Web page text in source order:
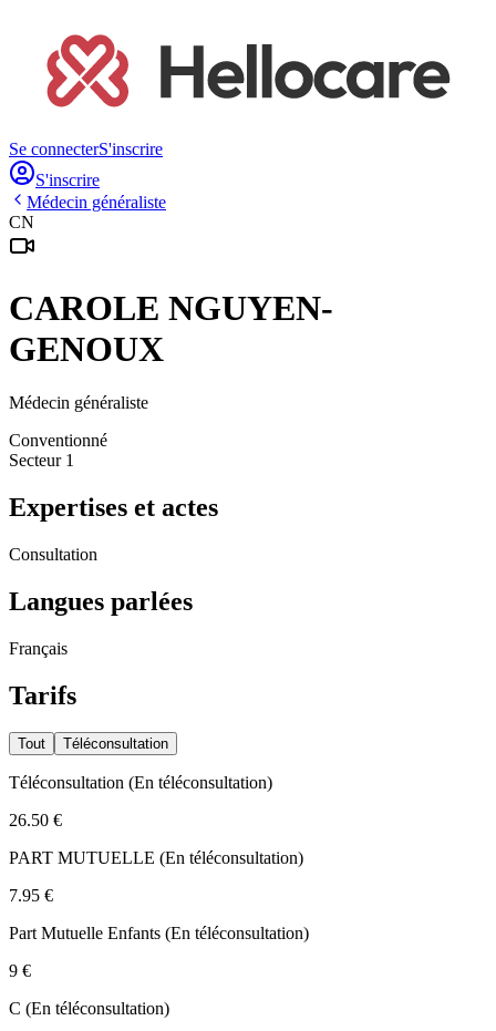
Se connecterS'inscrire
S'inscrire
Médecin généraliste
CN
CAROLE NGUYEN-
GENOUX
Médecin généraliste
Conventionné
Secteur 1
Expertises et actes
Consultation
Langues parlées
Français
Tarifs
Tout Téléconsultation
Téléconsultation (En téléconsultation)
26.50 €
PART MUTUELLE (En téléconsultation)
7.95 €
Part Mutuelle Enfants (En téléconsultation)
9 €
C (En téléconsultation)